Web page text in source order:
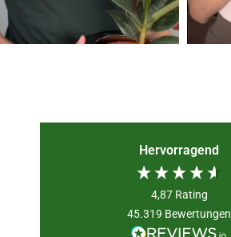
Hervorragend
4,87 Rating
45.319 Bewertungen